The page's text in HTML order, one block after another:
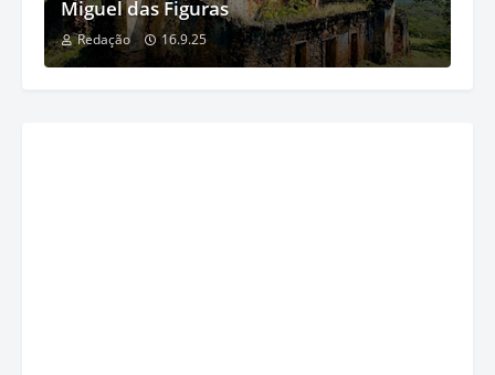
Miguel das Figuras
Redação 16.9.25